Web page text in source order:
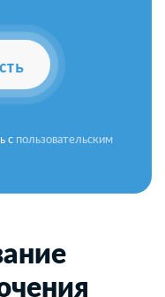
с пользовательским